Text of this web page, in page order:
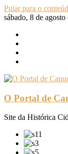
Pular para o
sábado, 8 de agosto
O Portal de
Site da Histórica